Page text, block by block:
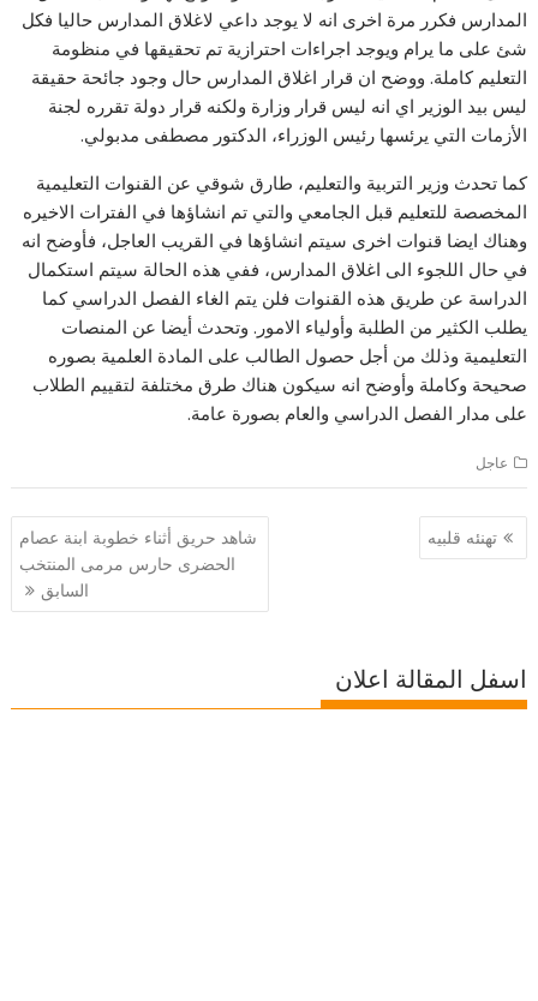
المدارس فكرر مرة اخرى انه لا يوجد داعي لاغلاق المدارس حاليا فكل
شئ على ما يرام ويوجد اجراءات احترازية تم تحقيقها في منظومة
التعليم كاملة. ووضح ان قرار اغلاق المدارس حال وجود جائحة حقيقة
ليس بيد الوزير اي انه ليس قرار وزارة ولكنه قرار دولة تقرره لجنة
الأزمات التي يرئسها رئيس الوزراء، الدكتور مصطفى مدبولي.
كما تحدث وزير التربية والتعليم، طارق شوقي عن القنوات التعليمية
المخصصة للتعليم قبل الجامعي والتي تم انشاؤها في الفترات الاخيره
وهناك ايضا قنوات اخرى سيتم انشاؤها في القريب العاجل، فأوضح انه
في حال اللجوء الى اغلاق المدارس، ففي هذه الحالة سيتم استكمال
الدراسة عن طريق هذه القنوات فلن يتم الغاء الفصل الدراسي كما
يطلب الكثير من الطلبة وأولياء الامور. وتحدث أيضا عن المنصات
التعليمية وذلك من أجل حصول الطالب على المادة العلمية بصوره
صحيحة وكاملة وأوضح انه سيكون هناك طرق مختلفة لتقييم الطلاب
على مدار الفصل الدراسي والعام بصورة عامة.
عاجل
تصفّح
المقالات
تهنئه قلبيه
شاهد حريق أثناء خطوبة ابنة عصام
الحضرى حارس مرمى المنتخب
السابق
اسفل المقالة اعلان